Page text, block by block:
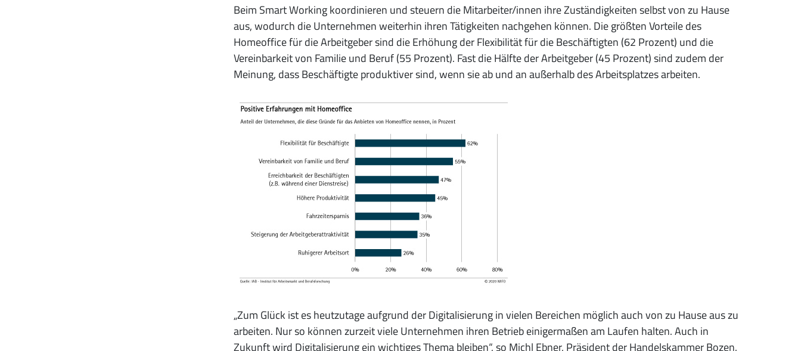
Beim Smart Working koordinieren und steuern die Mitarbeiter/innen ihre Zuständigkeiten selbst von zu Hause
aus, wodurch die Unternehmen weiterhin ihren Tätigkeiten nachgehen können. Die größten Vorteile des
Homeoffice für die Arbeitgeber sind die Erhöhung der Flexibilität für die Beschäftigten (62 Prozent) und die
Vereinbarkeit von Familie und Beruf (55 Prozent). Fast die Hälfte der Arbeitgeber (45 Prozent) sind zudem der
Meinung, dass Beschäftigte produktiver sind, wenn sie ab und an außerhalb des Arbeitsplatzes arbeiten.
„Zum Glück ist es heutzutage aufgrund der Digitalisierung in vielen Bereichen möglich auch von zu Hause aus zu
arbeiten. Nur so können zurzeit viele Unternehmen ihren Betrieb einigermaßen am Laufen halten. Auch in
Zukunft wird Digitalisierung ein wichtiges Thema bleiben“, so Michl Ebner, Präsident der Handelskammer Bozen.